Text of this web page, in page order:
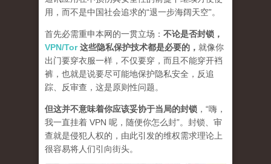
用，而不是中国社会追求的“退一步海阔天空”。
首先必需重申本网的一贯立场： 不论是否封锁，
VPN/Tor这些隐私保护技术都是必要的， 就像你
出门要穿衣服一样，不仅要穿，而且不能穿开裆
裤，也就是说要尽可能地保护隐私安全，反追
踪、反审查，这是原则性问题。
但这并不意味着你应该妥协于当局的封锁 ，“嗨，
我一直挂着 VPN 呢，随便你怎么封”。封锁、审
查就是侵犯人权的，由此引发的维权需求理论上
很容易将人们引向街头。